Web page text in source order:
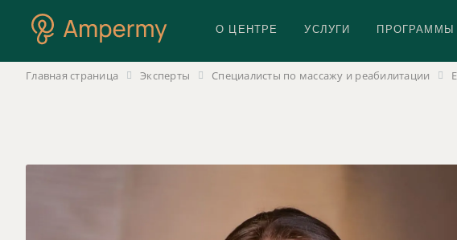
О ЦЕНТРЕ УСЛУГИ ПРОГРАММЫ
Главная страница Эксперты Специалисты по массажу и реабилитации